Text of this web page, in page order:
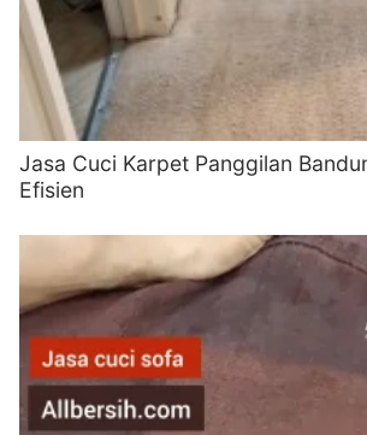
Jasa Cuci Karpet Panggilan
Efisien